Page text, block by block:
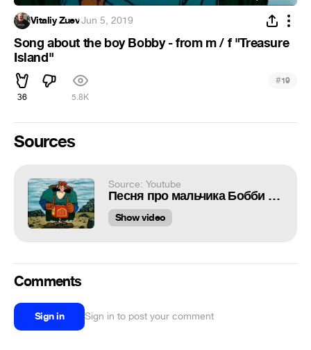
Vitaliy Zuev·Jun 5, 2019
Song about the boy Bobby - from m / f "Treasure
Island"
36 5.8K
#19
Sources
Source: Youtube
Песня про мальчика Бобби - из м/ф "Остров сокровищ"
Show video
Comments
Sign in Sign in to post your comment